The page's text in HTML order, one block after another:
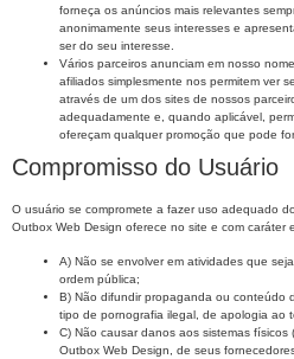
forneça os anúncios mais relevantes
anonimamente seus interesses e
ser do seu interesse.
Vários parceiros anunciam em nosso
afiliados simplesmente nos permitem ver
através de um dos sites de nossos
adequadamente e, quando aplicável,
ofereçam qualquer promoção que pode
Compromisso do Usuário
O usuário se compromete a fazer uso adequado
Outbox Web Design oferece no site e com caráter
A) Não se envolver em atividades que
ordem pública;
B) Não difundir propaganda ou conteúdo
tipo de pornografia ilegal, de apologia ao
C) Não causar danos aos sistemas físicos
Outbox Web Design, de seus